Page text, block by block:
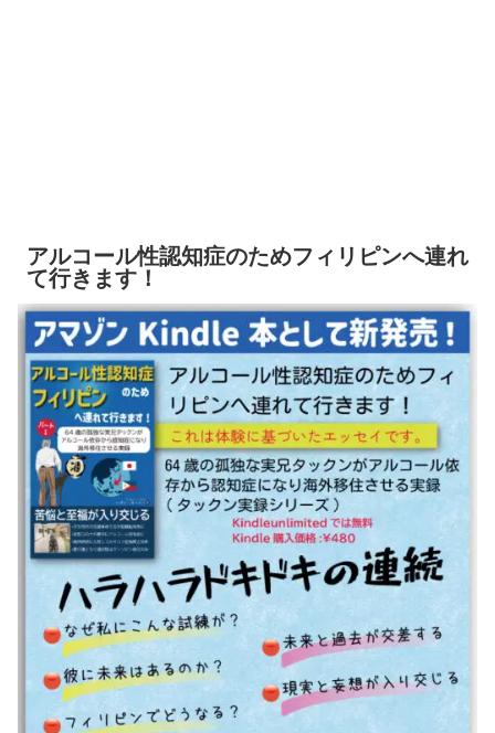
アルコール性認知症のためフィリピンへ連れ
て行きます！